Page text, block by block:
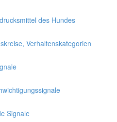
des Hundes
Verhaltenskategorien
Signale